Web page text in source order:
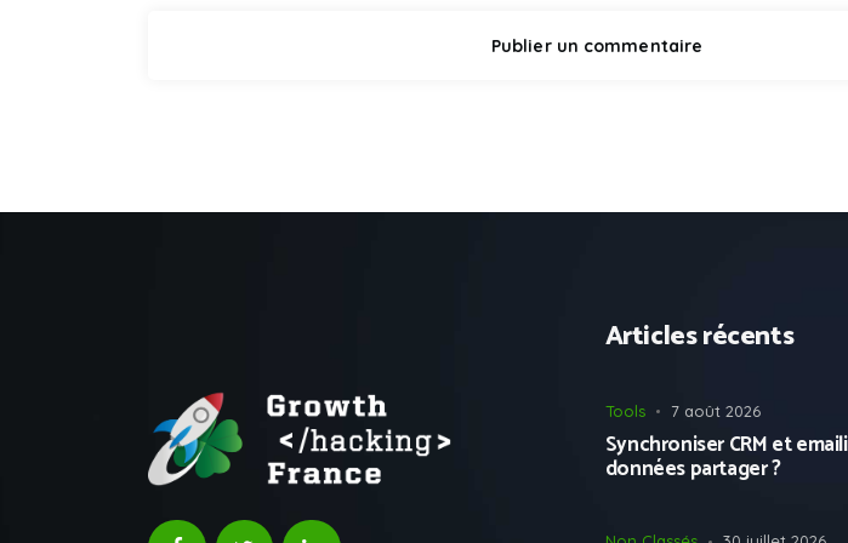
Articles récents
Tools 7 août 2026
Synchroniser CRM et
données partager ?